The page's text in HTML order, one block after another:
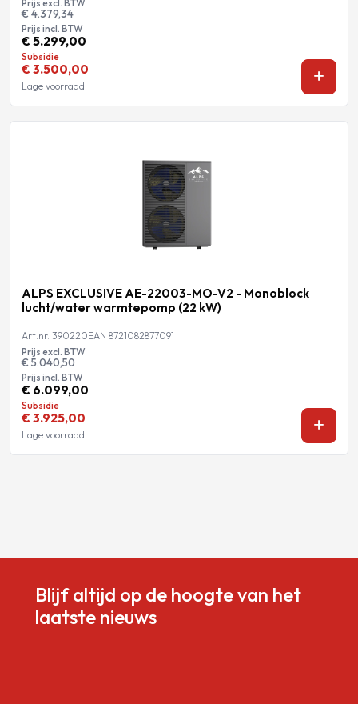
Prijs excl. BTW
€ 4.379,34
Prijs incl. BTW
€ 5.299,00
Subsidie
€ 3.500,00
Lage voorraad
ALPS EXCLUSIVE AE-22003-MO-V2 - Monoblock
lucht/water warmtepomp (22 kW)
Art.nr. 390220EAN 8721082877091
Prijs excl. BTW
€ 5.040,50
Prijs incl. BTW
€ 6.099,00
Subsidie
€ 3.925,00
Lage voorraad
Blijf altijd op de hoogte van het
laatste nieuws